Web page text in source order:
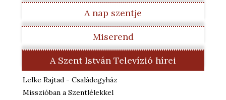
A nap szentje
Miserend
A Szent István Televízió hírei
Lelke Rajtad - Családegyház
Misszióban a Szentlélekkel